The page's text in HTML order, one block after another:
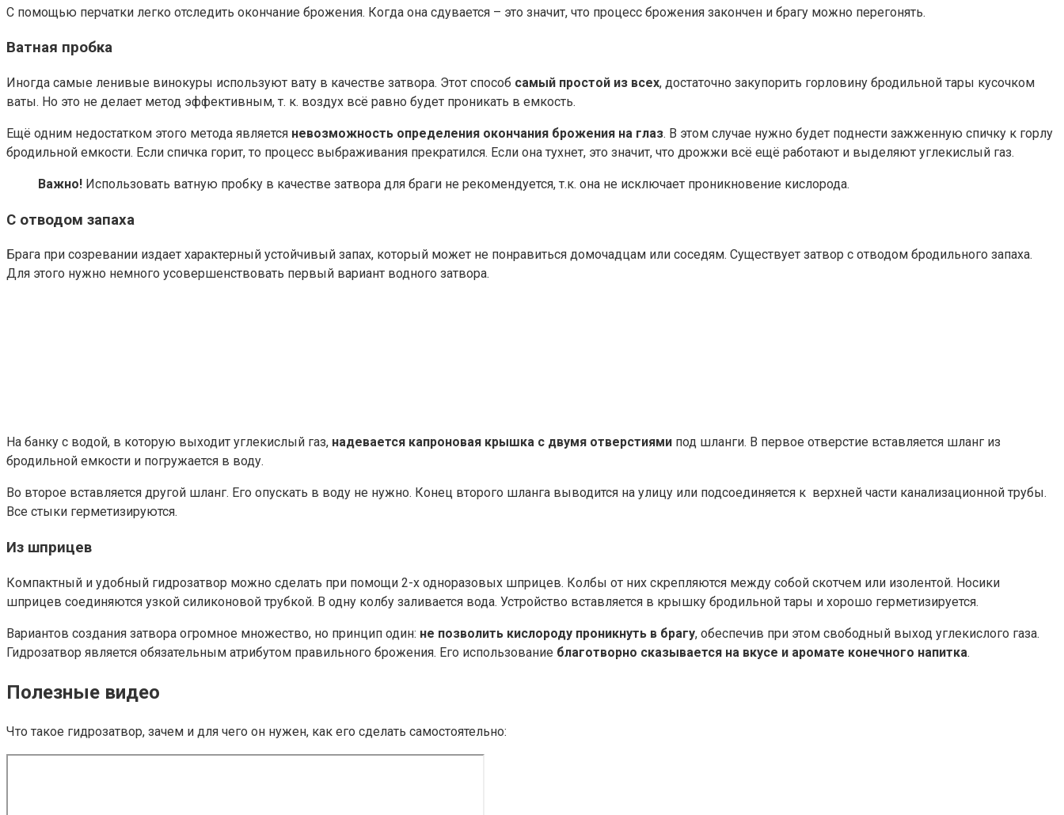
С помощью перчатки легко отследить окончание брожения. Когда она сдувается – это значит, что процесс брожения закончен и брагу можно перегонять.
Ватная пробка
Иногда самые ленивые винокуры используют вату в качестве затвора. Этот способ самый простой из всех, достаточно закупорить горловину бродильной тары кусочком
ваты. Но это не делает метод эффективным, т. к. воздух всё равно будет проникать в емкость.
Ещё одним недостатком этого метода является невозможность определения окончания брожения на глаз. В этом случае нужно будет поднести зажженную спичку к горлу
бродильной емкости. Если спичка горит, то процесс выбраживания прекратился. Если она тухнет, это значит, что дрожжи всё ещё работают и выделяют углекислый газ.
Важно! Использовать ватную пробку в качестве затвора для браги не рекомендуется, т.к. она не исключает проникновение кислорода.
С отводом запаха
Брага при созревании издает характерный устойчивый запах, который может не понравиться домочадцам или соседям. Существует затвор с отводом бродильного запаха.
Для этого нужно немного усовершенствовать первый вариант водного затвора.
На банку с водой, в которую выходит углекислый газ, надевается капроновая крышка с двумя отверстиями под шланги. В первое отверстие вставляется шланг из
бродильной емкости и погружается в воду.
Во второе вставляется другой шланг. Его опускать в воду не нужно. Конец второго шланга выводится на улицу или подсоединяется к верхней части канализационной трубы.
Все стыки герметизируются.
Из шприцев
Компактный и удобный гидрозатвор можно сделать при помощи 2-х одноразовых шприцев. Колбы от них скрепляются между собой скотчем или изолентой. Носики
шприцев соединяются узкой силиконовой трубкой. В одну колбу заливается вода. Устройство вставляется в крышку бродильной тары и хорошо герметизируется.
Вариантов создания затвора огромное множество, но принцип один: не позволить кислороду проникнуть в брагу, обеспечив при этом свободный выход углекислого газа.
Гидрозатвор является обязательным атрибутом правильного брожения. Его использование благотворно сказывается на вкусе и аромате конечного напитка.
Полезные видео
Что такое гидрозатвор, зачем и для чего он нужен, как его сделать самостоятельно: